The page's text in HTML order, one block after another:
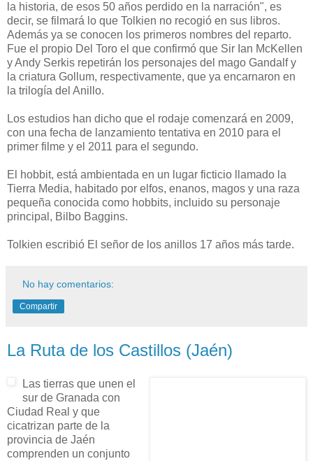
la historia, de esos 50 años perdido en la narración", es
decir, se filmará lo que Tolkien no recogió en sus libros.
Además ya se conocen los primeros nombres del reparto.
Fue el propio Del Toro el que confirmó que Sir Ian McKellen
y Andy Serkis repetirán los personajes del mago Gandalf y
la criatura Gollum, respectivamente, que ya encarnaron en
la trilogía del Anillo.
Los estudios han dicho que el rodaje comenzará en 2009,
con una fecha de lanzamiento tentativa en 2010 para el
primer filme y el 2011 para el segundo.
El hobbit, está ambientada en un lugar ficticio llamado la
Tierra Media, habitado por elfos, enanos, magos y una raza
pequeña conocida como hobbits, incluido su personaje
principal, Bilbo Baggins.
Tolkien escribió El señor de los anillos 17 años más tarde.
No hay comentarios:
Compartir
La Ruta de los Castillos (Jaén)
Las tierras que unen el
sur de Granada con
Ciudad Real y que
cicatrizan parte de la
provincia de Jaén
comprenden un conjunto